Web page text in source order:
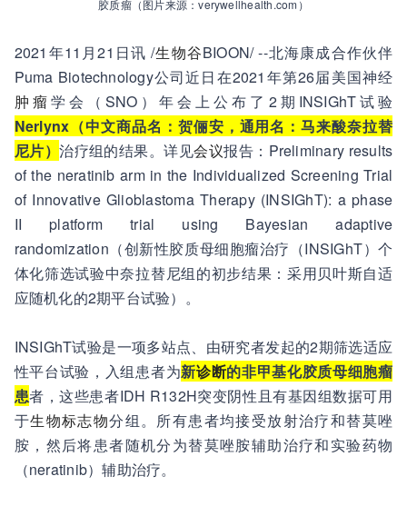
胶质瘤（图片来源：verywellhealth.com）
2021年11月21日讯 /生物谷BIOON/ --北海康成合作伙伴
Puma Biotechnology公司近日在2021年第26届美国神经
肿瘤学会（SNO）年会上公布了2期INSIGhT试验
Nerlynx（中文商品名：贺俪安，通用名：马来酸奈拉替
尼片）治疗组的结果。详见会议报告：Preliminary results
of the neratinib arm in the Individualized Screening Trial
of Innovative Glioblastoma Therapy (INSIGhT): a phase
II platform trial using Bayesian adaptive
randomization（创新性胶质母细胞瘤治疗（INSIGhT）个
体化筛选试验中奈拉替尼组的初步结果：采用贝叶斯自适
应随机化的2期平台试验）。
INSIGhT试验是一项多站点、由研究者发起的2期筛选适应
性平台试验，入组患者为新诊断的非甲基化胶质母细胞瘤
患者，这些患者IDH R132H突变阴性且有基因组数据可用
于生物标志物分组。所有患者均接受放射治疗和替莫唑
胺，然后将患者随机分为替莫唑胺辅助治疗和实验药物
（neratinib）辅助治疗。